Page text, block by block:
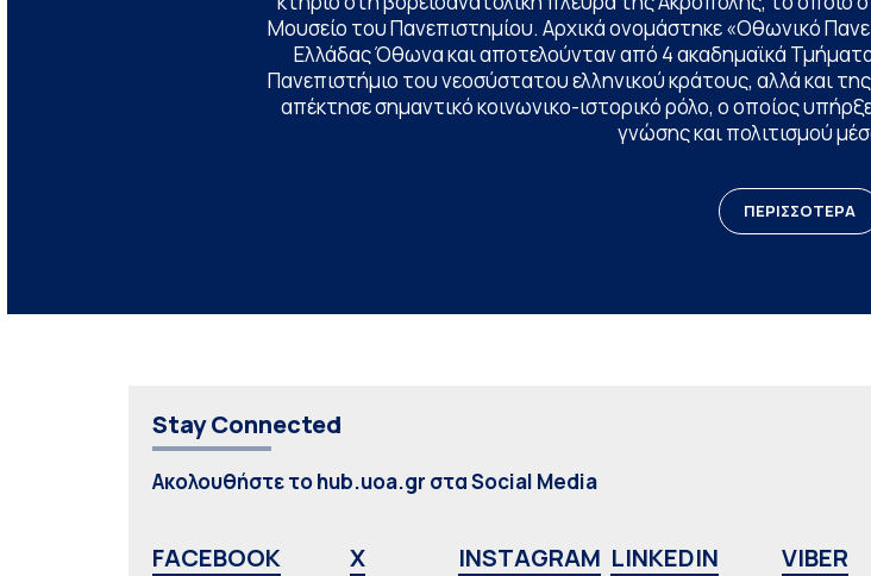
Μουσείο του Πανεπιστημίου. Αρχικά ονομάστηκε «Οθωνικό
Ελλάδας Όθωνα και αποτελούνταν από 4 ακαδημαϊκά
Πανεπιστήμιο του νεοσύστατου ελληνικού κράτους, αλλά και
απέκτησε σημαντικό κοινωνικο-ιστορικό ρόλο, ο οποίος
γνώσης και πολιτισμού
ΠΕΡΙΣΣΟΤΕΡΑ
Stay Connected
Ακολουθήστε το hub.uoa.gr στα Social Media
FACEBOOK X INSTAGRAM LINKEDIN VIBER